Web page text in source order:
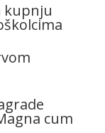
kupnju
cum